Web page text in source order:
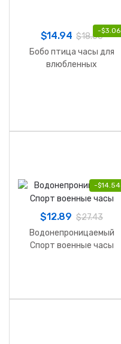
-$3.06
$14.94 $18.00
Бобо птица часы для
влюбленных
-$14.54
$12.89 $27.43
Водонепроницаемый
Спорт военные часы